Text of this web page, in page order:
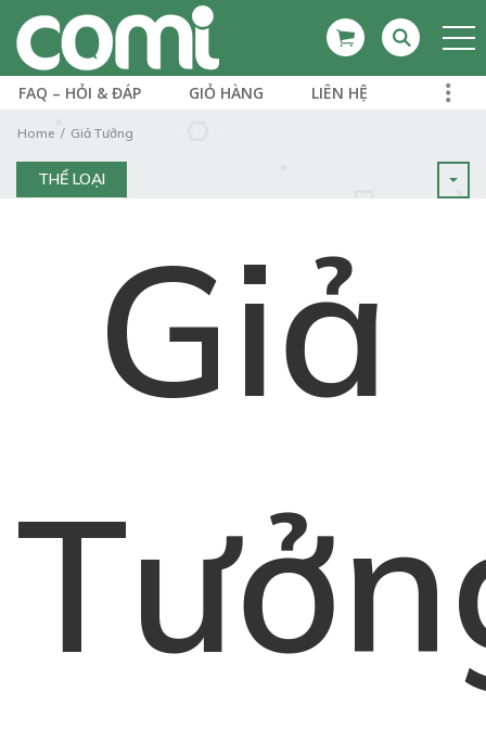
FAQ – HỎI & ĐÁP GIỎ HÀNG LIÊN HỆ
Home Giả Tưởng
THỂ LOẠI
Giả